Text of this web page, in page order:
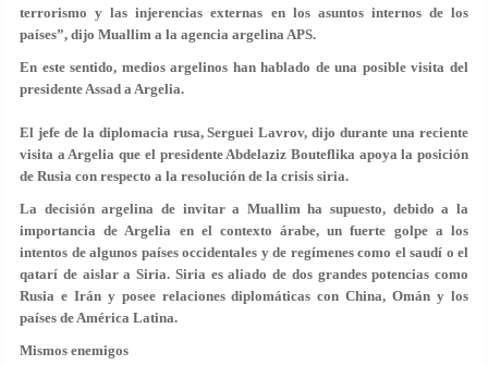
terrorismo y las injerencias externas en los asuntos internos de los
países”, dijo Muallim a la agencia argelina APS.
En este sentido, medios argelinos han hablado de una posible visita del
presidente Assad a Argelia.
El jefe de la diplomacia rusa, Serguei Lavrov, dijo durante una reciente
visita a Argelia que el presidente Abdelaziz Bouteflika apoya la posición
de Rusia con respecto a la resolución de la crisis siria.
La decisión argelina de invitar a Muallim ha supuesto, debido a la
importancia de Argelia en el contexto árabe, un fuerte golpe a los
intentos de algunos países occidentales y de regímenes como el saudí o el
qatarí de aislar a Siria. Siria es aliado de dos grandes potencias como
Rusia e Irán y posee relaciones diplomáticas con China, Omán y los
países de América Latina.
Mismos enemigos